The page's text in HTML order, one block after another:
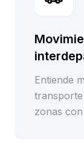
Entiende
zonas